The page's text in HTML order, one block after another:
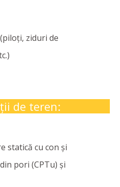
ziduri de
de teren:
statică cu con și
pori (CPTu) și